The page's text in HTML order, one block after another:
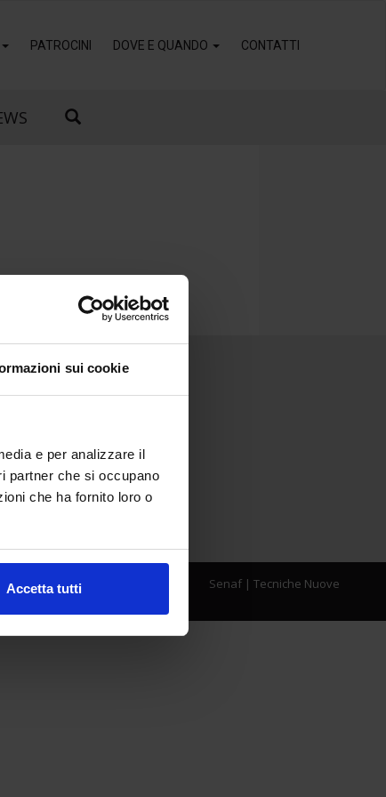
sui cookie
e per analizzare il
partner che si occupano
che ha fornito loro o
Accetta tutti
PATROCINI DOVE E QUANDO CONTATTI
Senaf| Tecniche Nuove